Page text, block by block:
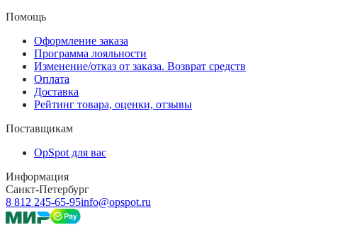
Помощь
Оформление заказа
Программа лояльности
Изменение/отказ от заказа. Возврат средств
Оплата
Доставка
Рейтинг товара, оценки, отзывы
Поставщикам
OpSpot для вас
Информация
Санкт-Петербург
8 812 245-65-95info@opspot.ru